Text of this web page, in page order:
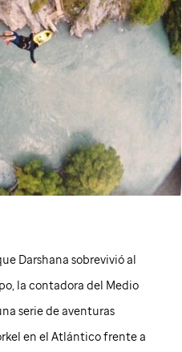
Darshana sobrevivió al
la contadora del Medio
serie de aventuras
en el Atlántico frente a